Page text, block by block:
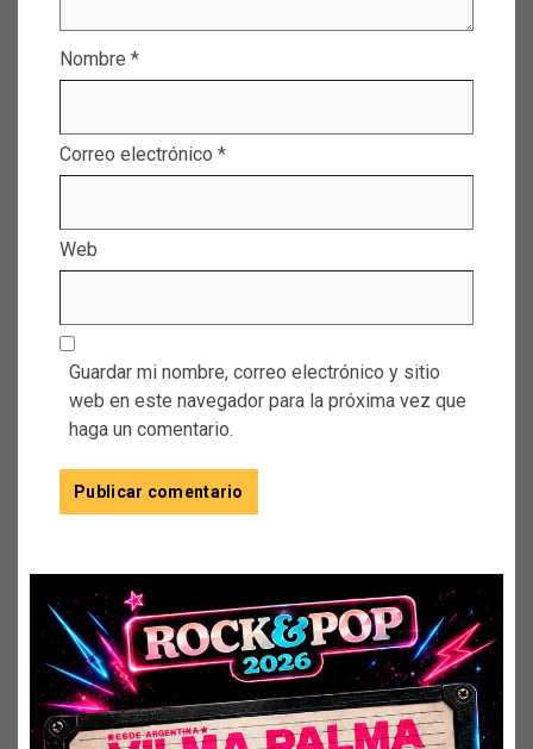
Nombre *
Correo electrónico *
Web
Guardar mi nombre, correo electrónico y sitio
web en este navegador para la próxima vez que
haga un comentario.